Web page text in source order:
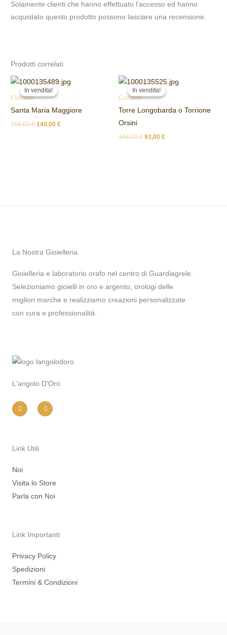
Solamente clienti che hanno effettuato l'accesso ed hanno
acquistato questo prodotto possono lasciare una recensione.
Prodotti correlati
In vendita!
In vendita!
Ciondoli
Santa Maria Maggiore
156,00€
Il
prezzo
originale
156,00 €.
140,00€
Il
prezzo
140,00 €.
In vendita!
In vendita!
Ciondoli
Torre Longobarda o Torrione
Orsini
104,00€
Il
prezzo
originale
104,00 €.
93,00 €
Il
prezzo
attuale
93,00 €.
La Nostra Gioielleria.
Gioielleria e laboratorio orafo nel centro di Guardiagrele.
Selezioniamo gioielli in oro e argento, orologi delle
migliori marche e realizziamo creazioni personalizzate
con cura e professionalità.
L'angolo D'Oro
n
s
t
m
a
c
e
Link Utili
Noi
Visita lo Store
Parla con Noi
Link Importanti
Privacy Policy
Spedizioni
Termini & Condizioni